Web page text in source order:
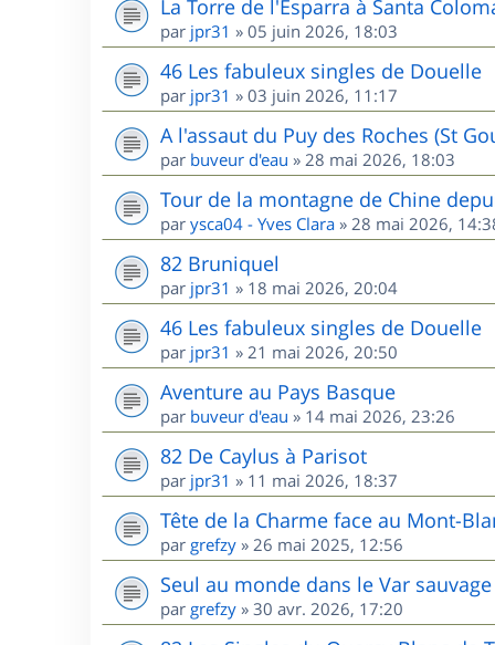
La Torre de l'Esparra à Santa
par jpr31 » 05 juin 2026, 18:03
46 Les fabuleux singles de Douelle
par jpr31 » 03 juin 2026, 11:17
A l'assaut du Puy des Roches (St
par buveur d'eau » 28 mai 2026, 18:03
Tour de la montagne de Chine
par ysca04 - Yves Clara » 28 mai 2026,
82 Bruniquel
par jpr31 » 18 mai 2026, 20:04
46 Les fabuleux singles de Douelle
par jpr31 » 21 mai 2026, 20:50
Aventure au Pays Basque
par buveur d'eau » 14 mai 2026, 23:26
82 De Caylus à Parisot
par jpr31 » 11 mai 2026, 18:37
Tête de la Charme face au Mont-
par grefzy » 26 mai 2025, 12:56
Seul au monde dans le Var
par grefzy » 30 avr. 2026, 17:20